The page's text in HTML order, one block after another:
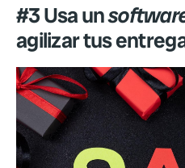
#3 Usa un
agilizar tus